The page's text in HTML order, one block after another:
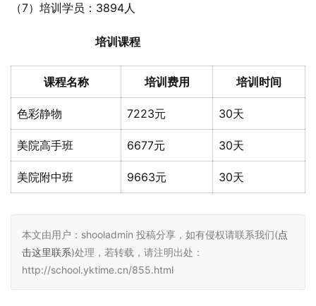
（7）培训学员：3894人
培训课程
课程名称 培训费用 培训时间
色彩静物 7223元 30天
美院高手班 6677元 30天
美院附中班 9663元 30天
本文由用户：shooladmin 投稿分享，如有侵权请联系我们(点
击这里联系)处理，若转载，请注明出处：
http://school.yktime.cn/855.html